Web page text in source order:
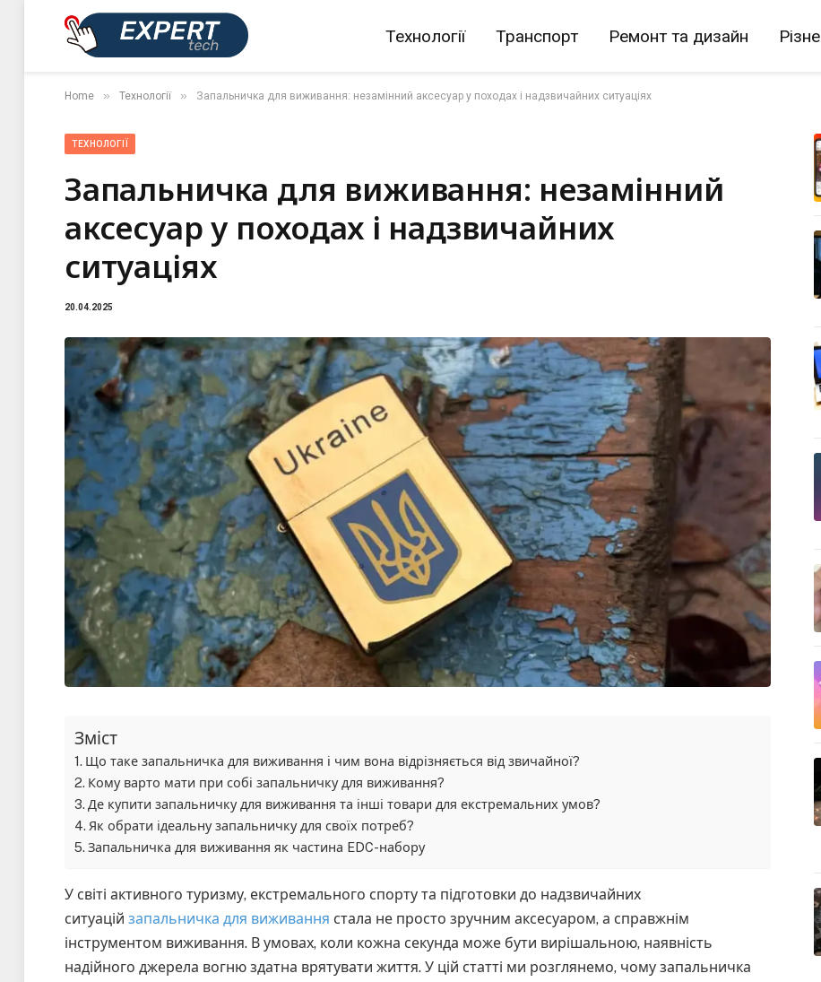
Технології Транспорт Ремонт та дизайн Різне
Home » Технології » Запальничка для виживання: незамінний аксесуар у походах і надзвичайних ситуаціях
ТЕХНОЛОГІЇ
Запальничка для виживання: незамінний
аксесуар у походах і надзвичайних
ситуаціях
20.04.2025
Зміст
Що таке запальничка для виживання і чим вона відрізняється від звичайної?
Кому варто мати при собі запальничку для виживання?
Де купити запальничку для виживання та інші товари для екстремальних умов?
Як обрати ідеальну запальничку для своїх потреб?
Запальничка для виживання як частина EDC-набору
У світі активного туризму, екстремального спорту та підготовки до надзвичайних
ситуацій запальничка для виживання стала не просто зручним аксесуаром, а справжнім
інструментом виживання. В умовах, коли кожна секунда може бути вирішальною, наявність
надійного джерела вогню здатна врятувати життя. У цій статті ми розглянемо, чому запальничка